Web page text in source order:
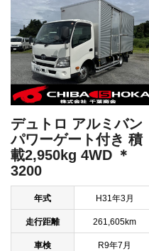
デュトロ アルミバン
パワーゲート付き 積
載2,950kg 4WD ＊
3200
年式 H31年3月
走行距離 261,605km
車検 R9年7月